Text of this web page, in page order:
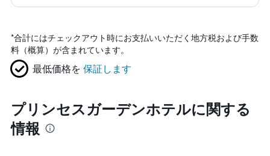
*合計にはチェックアウト時にお支払いいただく地方税および手数
料（概算）が含まれています。
最低価格を 保証します
プリンセスガーデンホテルに関する
情報